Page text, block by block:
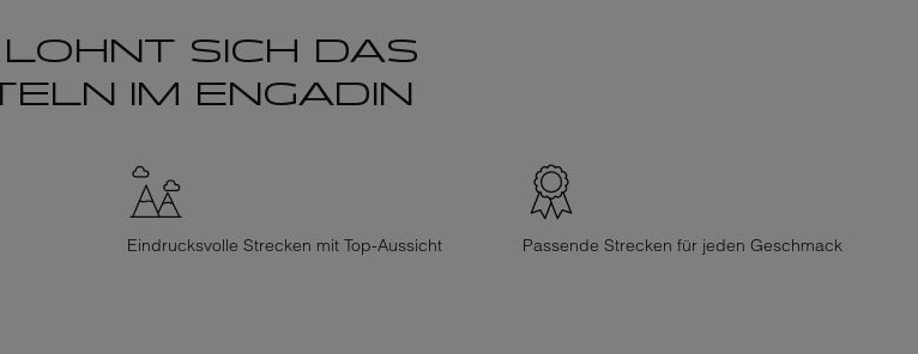
SICH DAS
IM ENGADIN
Eindrucksvolle Strecken mit Top-Aussicht Passende Strecken für jeden Geschmack